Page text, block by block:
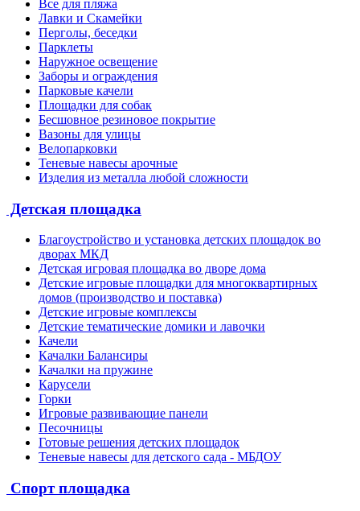
Все для пляжа
Лавки и Скамейки
Перголы, беседки
Парклеты
Наружное освещение
Заборы и ограждения
Парковые качели
Площадки для собак
Бесшовное резиновое покрытие
Вазоны для улицы
Велопарковки
Теневые навесы арочные
Изделия из металла любой сложности
Детская площадка
Благоустройство и установка детских площадок во
дворах МКД
Детская игровая площадка во дворе дома
Детские игровые площадки для многоквартирных
домов (производство и поставка)
Детские игровые комплексы
Детские тематические домики и лавочки
Качели
Качалки Балансиры
Качалки на пружине
Карусели
Горки
Игровые развивающие панели
Песочницы
Готовые решения детских площадок
Теневые навесы для детского сада - МБДОУ
Спорт площадка